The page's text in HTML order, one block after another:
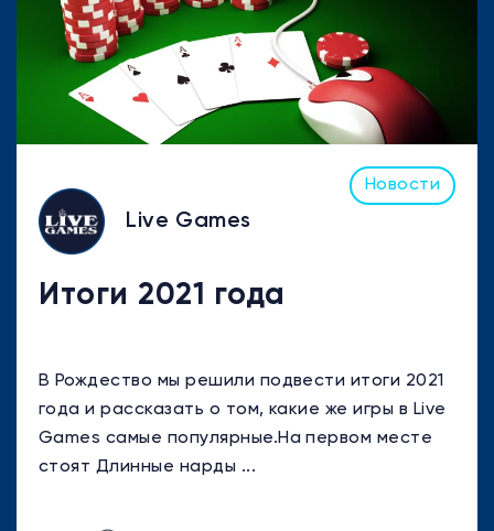
Live Games
Новости
Итоги 2021 года
В Рождество мы решили подвести итоги 2021
года и рассказать о том, какие же игры в Live
Games самые популярные.На первом месте
стоят Длинные нарды ...